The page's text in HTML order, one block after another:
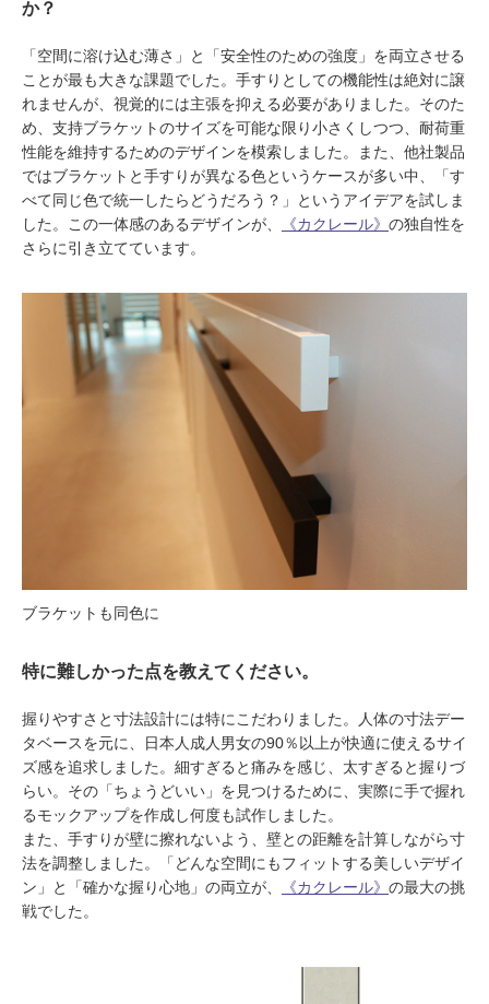
か？
「空間に溶け込む薄さ」と「安全性のための強度」を両立させる
ことが最も大きな課題でした。手すりとしての機能性は絶対に譲
れませんが、視覚的には主張を抑える必要がありました。そのた
め、支持ブラケットのサイズを可能な限り小さくしつつ、耐荷重
性能を維持するためのデザインを模索しました。また、他社製品
ではブラケットと手すりが異なる色というケースが多い中、「す
べて同じ色で統一したらどうだろう？」というアイデアを試しま
した。この一体感のあるデザインが、
《カクレール》 の独自性を
さらに引き立てています。
ブラケットも同色に
特に難しかった点を教えてください。
握りやすさと寸法設計には特にこだわりました。人体の寸法デー
タベースを元に、日本人成人男女の90％以上が快適に使えるサイ
ズ感を追求しました。細すぎると痛みを感じ、太すぎると握りづ
らい。その「ちょうどいい」を見つけるために、実際に手で握れ
るモックアップを作成し何度も試作しました。
また、手すりが壁に擦れないよう、壁との距離を計算しながら寸
法を調整しました。「どんな空間にもフィットする美しいデザイ
ン」と「確かな握り心地」の両立が、
《カクレール》 の最大の挑
戦でした。